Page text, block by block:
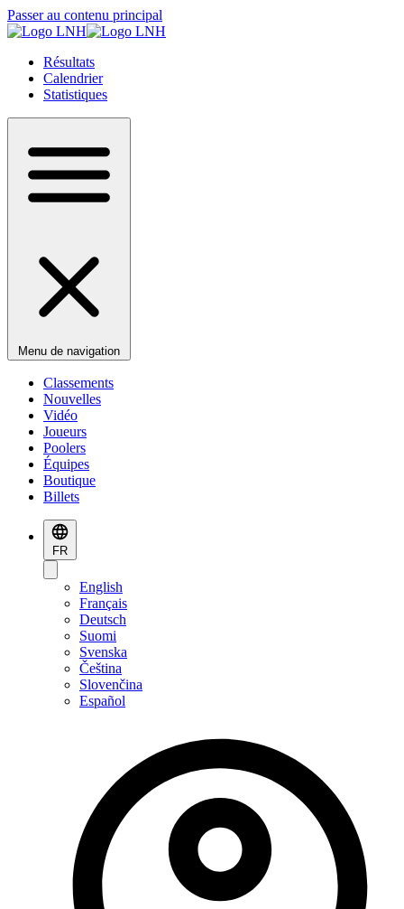
Passer au contenu principal
Résultats
Calendrier
Statistiques
Menu de navigation
Classements
Nouvelles
Vidéo
Joueurs
Poolers
Équipes
Boutique
Billets
FR
English
Français
Deutsch
Suomi
Svenska
Čeština
Slovenčina
Español